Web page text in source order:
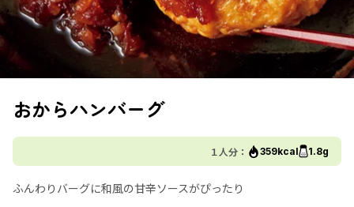
おからハンバーグ
１人分： 359kcal 1.8g
ふんわりバーグに和風の甘辛ソースがぴったり